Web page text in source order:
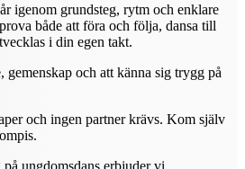
igenom grundsteg, rytm och enklare
både att föra och följa, dansa till
i din egen takt.
gemenskap och att känna sig trygg på
och ingen partner krävs. Kom själv
ungdomsdans erbjuder vi